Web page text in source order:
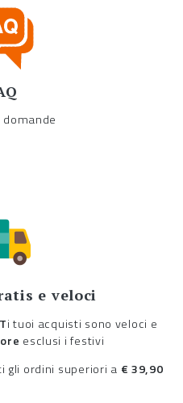
e veloci
i tuoi acquisti sono veloci e
esclusi i festivi
gli ordini superiori a € 39,90